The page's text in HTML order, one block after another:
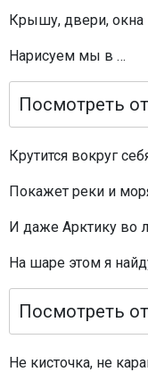
Крышу, двери,
Нарисуем мы в …
Посмотреть
Крутится вокруг
Покажет реки и
И даже Арктику во
На шаре этом я
Посмотреть
Не кисточка, не